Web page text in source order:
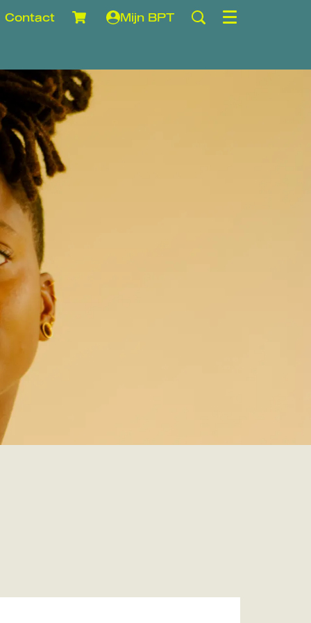
Contact Mijn BPT Menu